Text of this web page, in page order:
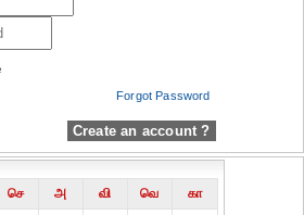
Forgot Password
Create an account ?
செ அ வி வெ
கா